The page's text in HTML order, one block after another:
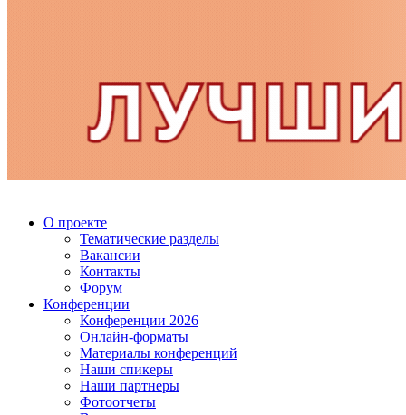
О проекте
Тематические разделы
Вакансии
Контакты
Форум
Конференции
Конференции 2026
Онлайн-форматы
Материалы конференций
Наши спикеры
Наши партнеры
Фотоотчеты